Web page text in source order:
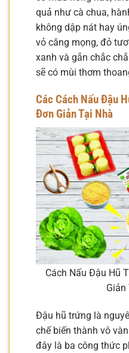
quả như cà chua,
không dập nát hay
vỏ căng mọng, đỏ
xanh và gắn chắc
sẽ có mùi thơm
Các Cách Nấu Đậu
Đơn Giản Tại Nhà
Cách Nấu Đậu Hũ
Giản
Đậu hũ trứng là
chế biến thành vô
đây là ba công thức